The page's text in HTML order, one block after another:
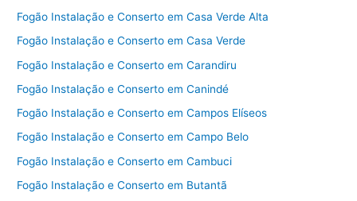
Fogão Instalação e Conserto em Casa Verde Alta
Fogão Instalação e Conserto em Casa Verde
Fogão Instalação e Conserto em Carandiru
Fogão Instalação e Conserto em Canindé
Fogão Instalação e Conserto em Campos Elíseos
Fogão Instalação e Conserto em Campo Belo
Fogão Instalação e Conserto em Cambuci
Fogão Instalação e Conserto em Butantã